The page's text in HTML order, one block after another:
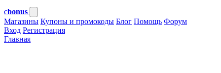
cbonus
Магазины Купоны и промокоды Блог Помощь Форум
Вход Регистрация
Главная